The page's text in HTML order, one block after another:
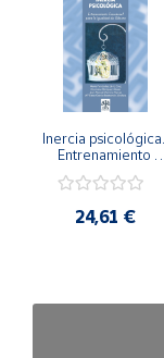
Inercia psicológica.
Entrenamiento
Igualdad de Género.
24,61 €